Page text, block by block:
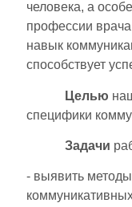
человека, а
профессии
навык
способствует
Целью
специфики
Задачи
- выявить